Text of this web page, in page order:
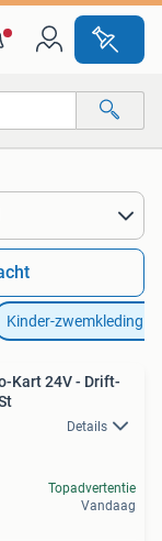
Kinder-zwemkleding
Kart 24V - Drift-
Details
Topadvertentie
Vandaag